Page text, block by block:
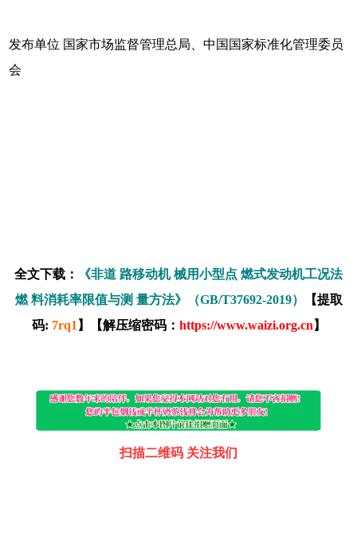
发布单位 国家市场监督管理总局、中国国家标准化管理委员
会
全文下载：
《非道 路移动机 械用小型点 燃式发动机工况法
燃 料消耗率限值与测 量方法》（GB/T37692-2019）
【提取
码: 7rq1 】【解压缩密码： https://www.waizi.org.cn 】
扫描二维码 关注我们